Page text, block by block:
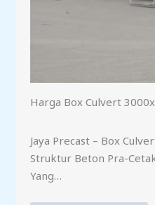
Harga Box Culvert
Jaya Precast – Box
Struktur Beton Pra-
Yang…